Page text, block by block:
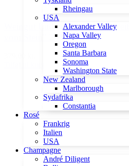
Rheingau
USA
Alexander Valley
Napa Valley
Oregon
Santa Barbara
Sonoma
Washington State
New Zealand
Marlborough
Sydafrika
Constantia
Rosé
Frankrig
Italien
USA
Champagne
André Diligent
Weingut Ludwig Neumayer
vom Stein" 2019